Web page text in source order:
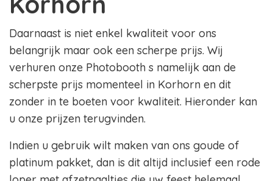
Daarnaast is niet enkel kwaliteit voor ons
belangrijk maar ook een scherpe prijs. Wij
verhuren onze Photobooth s namelijk aan de
scherpste prijs momenteel in Korhorn en dit
zonder in te boeten voor kwaliteit. Hieronder kan
u onze prijzen terugvinden.
Indien u gebruik wilt maken van ons goude of
platinum pakket, dan is dit altijd inclusief een rode